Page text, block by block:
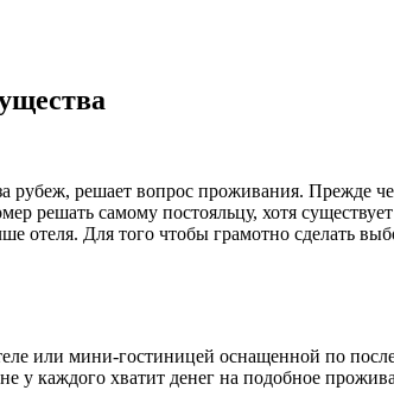
решает вопрос проживания. Прежде
решать самому постояльцу, хотя
отеля. Для того чтобы грамотно сделать
или мини-гостиницей оснащенной по
у каждого хватит денег на подобное